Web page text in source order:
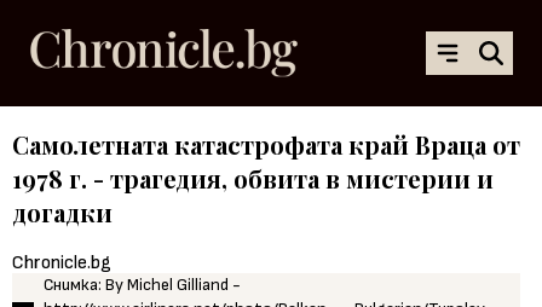
Самолетната катастрофата край Враца от
1978 г. - трагедия, обвита в мистерии и
догадки
Chronicle.bg
06.06.2025, 19:00
Снимка: By Michel Gilliand -